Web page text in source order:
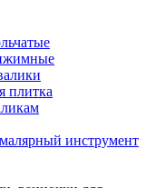
плитка
инструмент